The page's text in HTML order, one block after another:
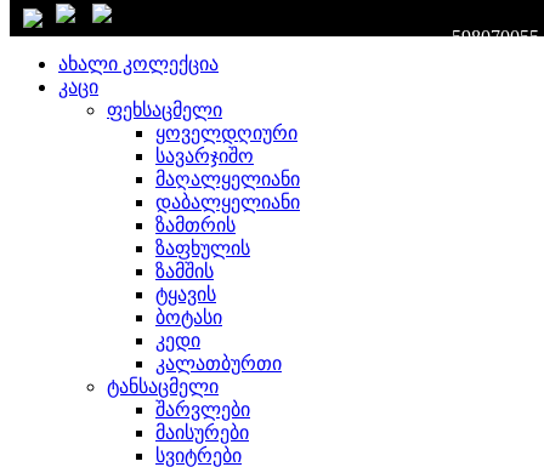
დახურვა
ახალი კოლექცია
კაცი
ფეხსაცმელი
ყოველდღიური
სავარჯიშო
მაღალყელიანი
დაბალყელიანი
ზამთრის
ზაფხულის
ზამშის
ტყავის
ბოტასი
კედი
კალათბურთი
ტანსაცმელი
შარვლები
მაისურები
სვიტრები
598070055